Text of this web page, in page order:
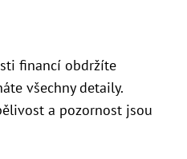
financí obdržíte
všechny detaily.
a pozornost jsou